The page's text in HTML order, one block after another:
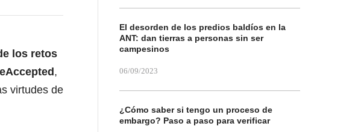
los retos
,
virtudes de
El desorden de los predios baldíos en la
ANT: dan tierras a personas sin ser
campesinos
06/09/2023
¿Cómo saber si tengo un proceso de
embargo? Paso a paso para verificar